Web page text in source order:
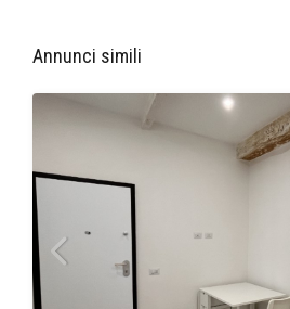
Annunci simili